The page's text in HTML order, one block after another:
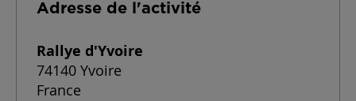
Adresse de l'activité
Rallye d'Yvoire
74140 Yvoire
France